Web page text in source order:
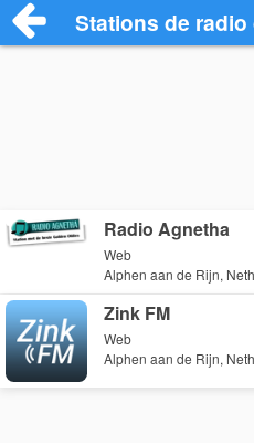
Stations de
Radio Agnetha
Web
Alphen aan de Rijn,
Zink FM
Web
Alphen aan de Rijn,